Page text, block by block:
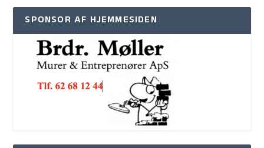
SPONSOR AF HJEMMESIDEN